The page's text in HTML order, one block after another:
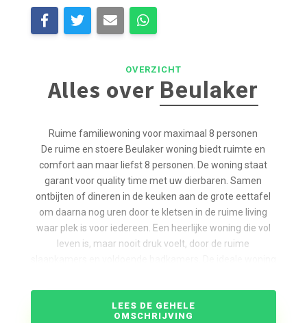
OVERZICHT
Alles over Beulaker
Ruime familiewoning voor maximaal 8 personen
De ruime en stoere Beulaker woning biedt ruimte en
comfort aan maar liefst 8 personen. De woning staat
garant voor quality time met uw dierbaren. Samen
ontbijten of dineren in de keuken aan de grote eettafel
om daarna nog uren door te kletsen in de ruime living
waar plek is voor iedereen. Een heerlijke woning die vol
leven is, maar nooit druk voelt, door de ruime
De Beulaker is standaard uitgevoerd als Luxe, met maar
liefst drie badkamers. Deze woning is ook te boeken als
LEES DE GEHELE
OMSCHRIJVING